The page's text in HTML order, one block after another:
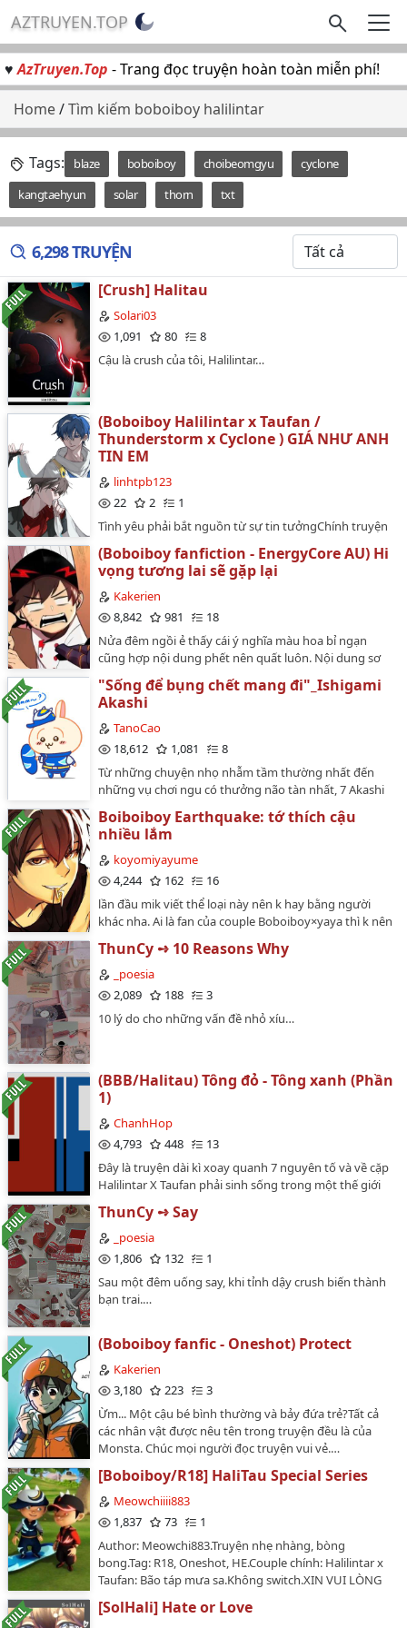
AZTRUYEN.TOP
♥AzTruyen.Top - Trang đọc truyện hoàn toàn miễn phí!
Home/Tìm kiếm boboiboy halilintar
Tags: blaze boboiboy choibeomgyu
cyclone
kangtaehyun
solar thorn txt
6,298 TRUYỆN
[Crush] Halitau
Solari03
1,091
80
8
Cậu là crush của tôi, Halilintar…
(Boboiboy Halilintar x Taufan /
Thunderstorm x Cyclone ) GIÁ NHƯ ANH
TIN EM
linhtpb123
22
2
1
Tình yêu phải bắt nguồn từ sự tin tưởngChính truyện
HE nha :3Từ chương 2 do mình quen gọi Taufan là
Cyclone nên mình xin phép dùng tên ẻm là Cyclone
nha T~T chứ lúc viết cứ bị liệu không à Halilintar vẫn
giữ nguyên nhe…
(Boboiboy fanfiction - EnergyCore AU) Hi
vọng tương lai sẽ gặp lại
Kakerien
8,842
981
18
Nửa đêm ngồi ẻ thấy cái ý nghĩa màu hoa bỉ ngạn
cũng hợp nội dung phết nên quất luôn. Nội dung sơ
lược của fanfic này kể về việc Halilintar, một trong bảy
lõi năng lượng liên kết với linker Boboiboy bằng một
cách thần kì nào đó đã isekai sang gặp được một
Boboiboy khác. Chúc mọi người đọc truyện vui
vẻ~#Cảnh báo: có thể sẽ OOC, đoạn đầu của chap 1 sẽ
"Sống để bụng chết mang đi"_Ishigami
Akashi
TanoCao
18,612
1,081
8
Từ những chuyện nhọ nhẫm tầm thường nhất đến
những vụ chơi ngu có thưởng não tàn nhất, 7 Akashi
vật thuộc về "Boboiboy" của hãng phim Monsta, Au
chỉ chịu trách nhiệm plot. Bối cảnh ở Nhật Bản nên Au
đổi tên nhân vật thành Ishigami Akashi. Girl love. Nếu
bạn không thích, xin đừng đọc.**Xin lưu ý fic có tính
quà bạn tặng AU, mọi người vui lòng không mang đi
đâu hết. Xin cảm ơn ^^*Artist: Đỗ Kiều Phương trên
Facebook.…
Boiboiboy Earthquake: tớ thích cậu
nhiều lắm
koyomiyayume
4,244
162
16
lần đầu mik viết thể loại này nên k hay bằng người
khác nha. Ai là fan của couple Boboiboy×yaya thì k nên
ThunCy ➺ 10 Reasons Why
_poesia
2,089
188
3
10 lý do cho những vấn đề nhỏ xíu…
(BBB/Halitau) Tông đỏ - Tông xanh (Phần
1)
ChanhHop
4,793
448
13
Đây là truyện dài kì xoay quanh 7 nguyên tố và về cặp
Halilintar X Taufan phải sinh sống trong một thế giới
ngào.Một lưu ý nhỏ: Ngoài bảy nguyên tố ra thì các
nhân vật khác (không có trong BBB) sẽ do mình dựng
lên để phục vụ cho cốt truyện.…
ThunCy ➺ Say
_poesia
1,806
132
1
Sau một đêm uống say, khi tỉnh dậy crush biến thành
bạn trai.…
(Boboiboy fanfic - Oneshot) Protect
Kakerien
3,180
223
3
Ừm... Một cậu bé bình thường và bảy đứa trẻ?Tất cả
các nhân vật được nêu tên trong truyện đều là của
Monsta. Chúc mọi người đọc truyện vui vẻ.…
[Boboiboy/R18] HaliTau Special Series
Meowchiiii883
1,837
73
1
Author: Meowchi883.Truyện nhẹ nhàng, bòng
bong.Tag: R18, Oneshot, HE.Couple chính: Halilintar x
Taufan: Bão táp mưa sa.Không switch.XIN VUI LÒNG
KHI CHƯA CÓ SỰ CHO PHÉP.…
[SolHali] Hate or Love